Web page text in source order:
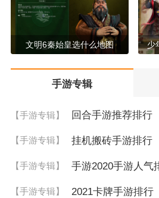
文明6秦始皇选什么地图 少
手游专辑
【手游专辑】 回合手游推荐排行
【手游专辑】 挂机搬砖手游排行
【手游专辑】 手游2020手游人气
【手游专辑】 2021卡牌手游排行